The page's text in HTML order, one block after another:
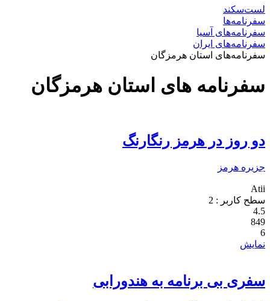
لست‌سکند
سفرنامه‌ها
سفرنامه‌های آسیا
سفرنامه‌های ایران
سفرنامه‌های استان هرمزگان
سفرنامه های استان هرمزگان
دو روز در هرمز رنگارنگ
جزیره هرمز
Atii
سطح کاربر : 2
4.5
849
6
نمایش
سفری بی برنامه به هندورابی